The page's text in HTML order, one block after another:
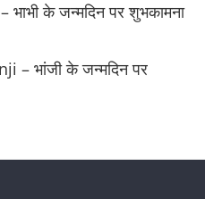
के जन्मदिन पर शुभकामना
भांजी के जन्मदिन पर